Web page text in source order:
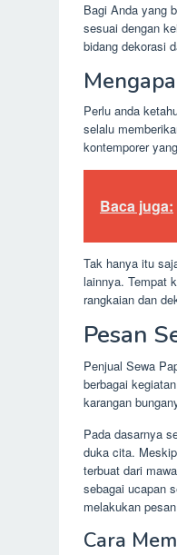
Bagi Anda yang
sesuai dengan
bidang dekorasi
Perlu anda
selalu
kontemporer
Baca juga:
Tak hanya itu
lainnya. Tempat
rangkaian dan
Pesan
Penjual Sewa
berbagai
karangan
Pada dasarnya
duka cita.
terbuat dari
sebagai ucapan
melakukan
Cara